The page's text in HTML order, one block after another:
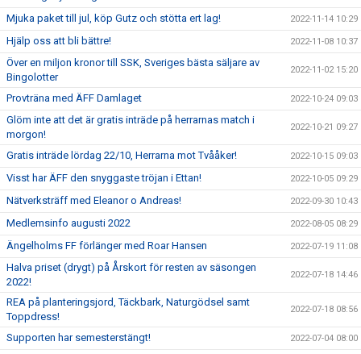
Mjuka paket till jul, köp Gutz och stötta ert lag! 2022-11-14 10:29
Hjälp oss att bli bättre! 2022-11-08 10:37
Över en miljon kronor till SSK, Sveriges bästa säljare av
Bingolotter
2022-11-02 15:20
Provträna med ÄFF Damlaget 2022-10-24 09:03
Glöm inte att det är gratis inträde på herrarnas match i
morgon!
2022-10-21 09:27
Gratis inträde lördag 22/10, Herrarna mot Tvååker! 2022-10-15 09:03
Visst har ÄFF den snyggaste tröjan i Ettan! 2022-10-05 09:29
Nätverksträff med Eleanor o Andreas! 2022-09-30 10:43
Medlemsinfo augusti 2022 2022-08-05 08:29
Ängelholms FF förlänger med Roar Hansen 2022-07-19 11:08
Halva priset (drygt) på Årskort för resten av säsongen
2022!
2022-07-18 14:46
REA på planteringsjord, Täckbark, Naturgödsel samt
Toppdress!
2022-07-18 08:56
Supporten har semesterstängt! 2022-07-04 08:00